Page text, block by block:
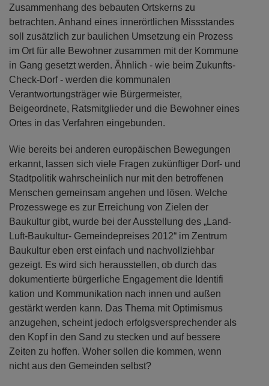
Zusammenhang des bebauten Ortskerns zu
betrachten. Anhand eines innerörtlichen Missstandes
soll zusätzlich zur baulichen Umsetzung ein Prozess
im Ort für alle Bewohner zusammen mit der Kommune
in Gang gesetzt werden. Ähnlich - wie beim Zukunfts-
Check-Dorf - werden die kommunalen
Verantwortungsträger wie Bürgermeister,
Beigeordnete, Ratsmitglieder und die Bewohner eines
Ortes in das Verfahren eingebunden.
Wie bereits bei anderen europäischen Bewegungen
erkannt, lassen sich viele Fragen zukünftiger Dorf- und
Stadtpolitik wahrscheinlich nur mit den betroffenen
Menschen gemeinsam angehen und lösen. Welche
Prozesswege es zur Erreichung von Zielen der
Baukultur gibt, wurde bei der Ausstellung des „Land-
Luft-Baukultur- Gemeindepreises 2012“ im Zentrum
Baukultur eben erst einfach und nachvollziehbar
gezeigt. Es wird sich herausstellen, ob durch das
dokumentierte bürgerliche Engagement die Identifi
kation und Kommunikation nach innen und außen
gestärkt werden kann. Das Thema mit Optimismus
anzugehen, scheint jedoch erfolgsversprechender als
den Kopf in den Sand zu stecken und auf bessere
Zeiten zu hoffen. Woher sollen die kommen, wenn
nicht aus den Gemeinden selbst?